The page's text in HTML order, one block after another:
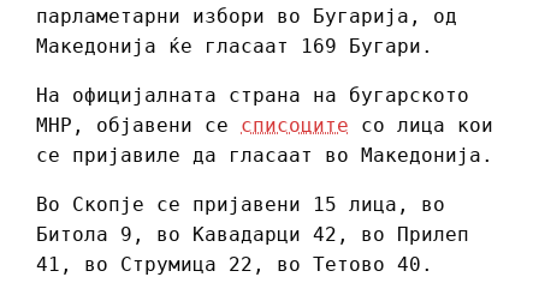
парламетарни избори во Бугарија, од
Македонија ќе гласаат 169 Бугари.
На официјалната страна на бугарското
МНР, објавени се списоците со лица кои
се пријавиле да гласаат во Македонија.
Во Скопје се пријавени 15 лица, во
Битола 9, во Кавадарци 42, во Прилеп
41, во Струмица 22, во Тетово 40.